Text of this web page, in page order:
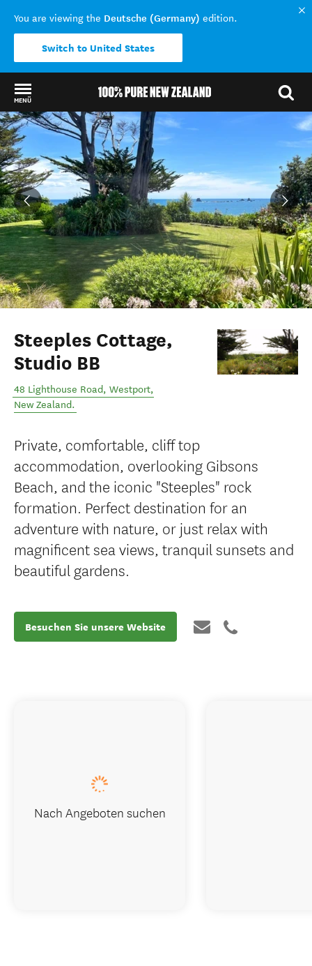
You are viewing the Deutsche (Germany) edition.
Switch to United States
MENÜ
Back to my results
Steeples Cottage,
Studio BB
48 Lighthouse Road, Westport,
New Zealand.
Private, comfortable, cliff top
accommodation, overlooking Gibsons
Beach, and the iconic "Steeples" rock
formation. Perfect destination for an
adventure with nature, or just relax with
magnificent sea views, tranquil sunsets and
beautiful gardens.
Besuchen Sie unsere Website
Nach Angeboten suchen